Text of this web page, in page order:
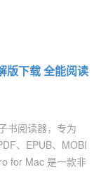
版下载 全能阅读
书阅读器，专为
、EPUB、MOBI
for Mac 是一款非